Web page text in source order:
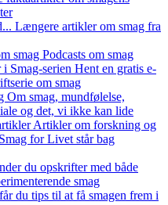
Længere artikler om smag fra
smag Podcasts om smag
Smag-serien Hent en gratis e-
om smag
Om smag, mundfølelse,
og det, vi ikke kan lide
Artikler om forskning og
for Livet står bag
du opskrifter med både
smag
du tips til at få smagen frem i